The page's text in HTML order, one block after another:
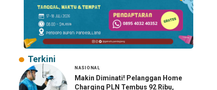
Terkini
NASIONAL
Makin Diminati! Pelanggan Home
Charging PLN Tembus 92 Ribu,